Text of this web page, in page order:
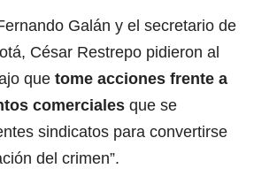
Galán y el secretario de
César Restrepo pidieron al
que tome acciones frente a
comerciales que se
sindicatos para convertirse
del crimen”.